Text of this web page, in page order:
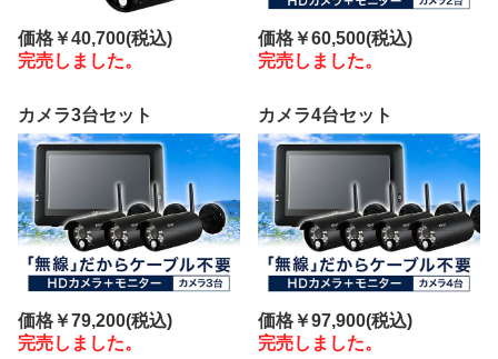
価格￥40,700(税込)
完売しました。
価格￥60,500(税込)
完売しました。
カメラ3台セット
価格￥79,200(税込)
完売しました。
カメラ4台セット
価格￥97,900(税込)
完売しました。